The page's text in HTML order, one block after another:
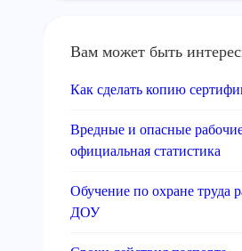
Вам может быть
Как сделать копию
Вредные и опасные
официальная статистика
Обучение по охране труда
ДОУ